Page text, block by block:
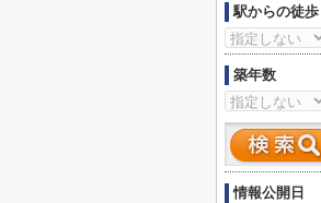
駅からの徒歩
築年数
情報公開日